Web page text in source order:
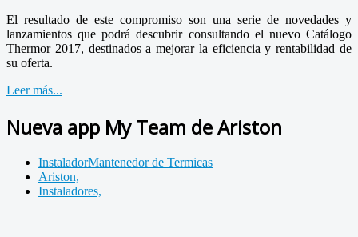
El resultado de este compromiso son una serie de novedades y
lanzamientos que podrá descubrir consultando el nuevo Catálogo
Thermor 2017, destinados a mejorar la eficiencia y rentabilidad de
su oferta.
Leer más...
Nueva app My Team de Ariston
InstaladorMantenedor de Termicas
Ariston,
Instaladores,